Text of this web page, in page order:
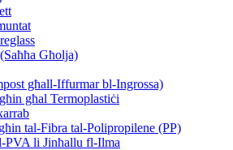
Għolja)
għall-Iffurmar bl-Ingrossa)
għal Termoplastiċi
tal-Fibra tal-Polipropilene (PP)
PVA li Jinħallu fl-Ilma